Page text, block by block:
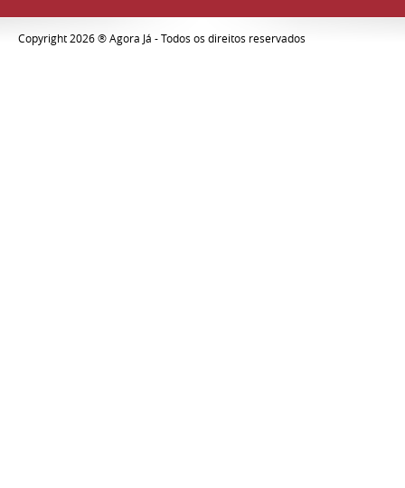
Copyright 2026 ® Agora Já - Todos os direitos reservados